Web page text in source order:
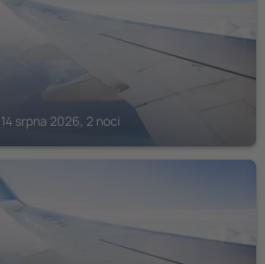
srpna 2026, 2 noci